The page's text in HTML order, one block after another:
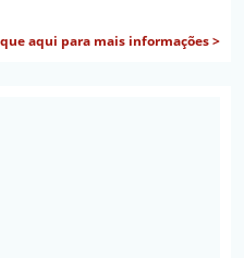
aqui para mais informações >